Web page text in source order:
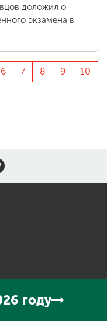
доложил о
экзамена в
6 7 8 9 10
году